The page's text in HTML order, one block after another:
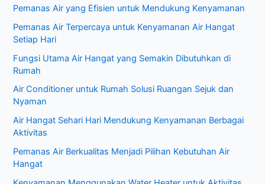
u
n
u
:
Pemanas Air yang Efisien untuk Mendukung Kenyamanan
Pemanas Air Terpercaya untuk Kenyamanan Air Hangat
Setiap Hari
Fungsi Utama Air Hangat yang Semakin Dibutuhkan di
Rumah
Air Conditioner untuk Rumah Solusi Ruangan Sejuk dan
Nyaman
Air Hangat Sehari Hari Mendukung Kenyamanan Berbagai
Aktivitas
Pemanas Air Berkualitas Menjadi Pilihan Kebutuhan Air
Hangat